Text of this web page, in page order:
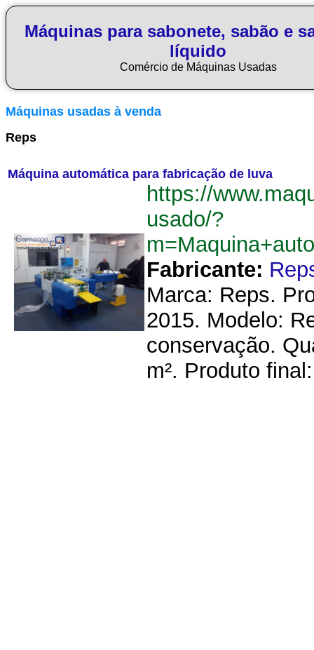
Máquinas para sabonete, sabão e
líquido
Comércio de Máquinas Usadas
Máquinas usadas à venda
Reps
Máquina automática para fabricação de luva
https://
usado/?
Fabricante:
Marca: Reps.
2015. Modelo:
conservação.
m². Produto